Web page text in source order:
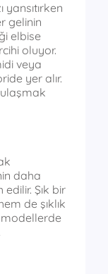
yansıtırken
gelinin
elbise
oluyor.
veya
yer alır.
daha
Şık bir
de şıklık
modellerde